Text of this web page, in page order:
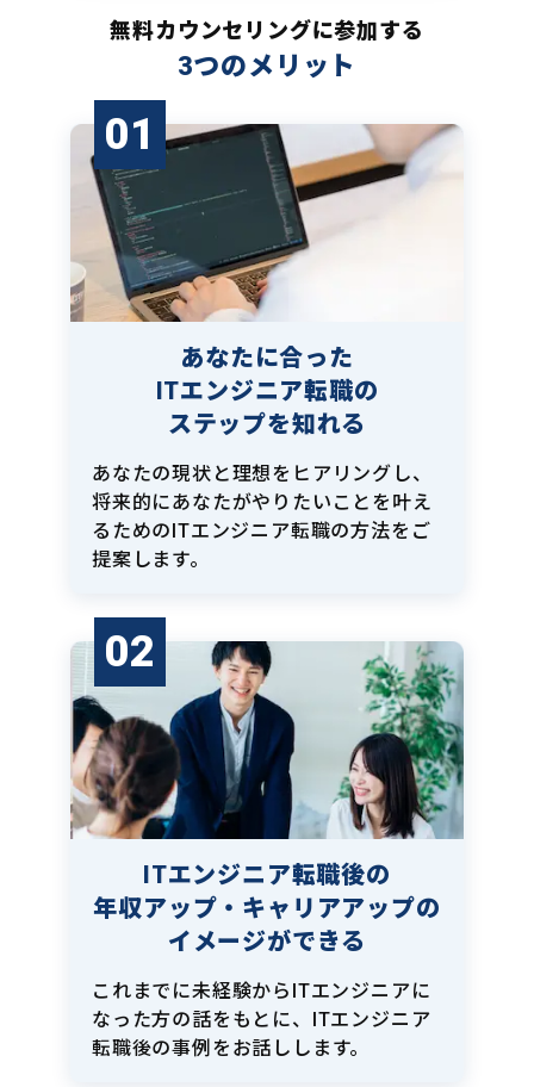
無料カウンセリングに参加する
3つのメリット
01
あなたに合った
ITエンジニア転職の
ステップを知れる
あなたの現状と理想をヒアリングし、
将来的にあなたがやりたいことを叶え
るためのITエンジニア転職の方法をご
提案します。
02
ITエンジニア転職後の
年収アップ・キャリアアップの
イメージができる
これまでに未経験からITエンジニアに
なった方の話をもとに、ITエンジニア
転職後の事例をお話しします。